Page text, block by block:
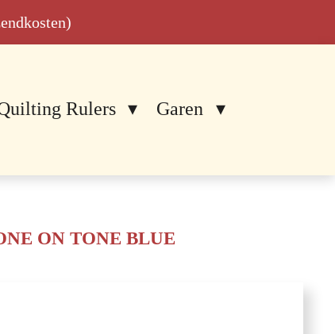
Rulers Garen
ON TONE BLUE